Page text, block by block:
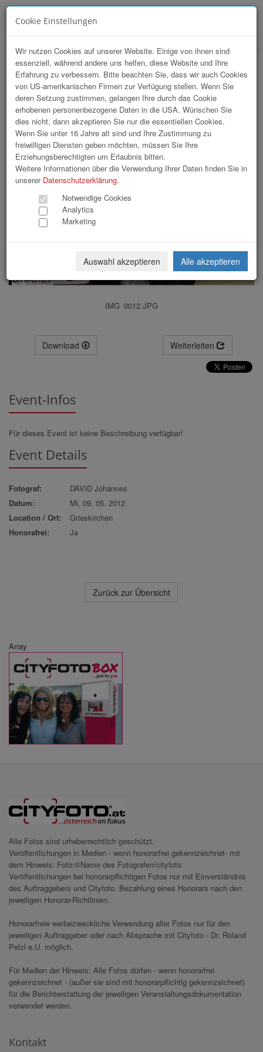
hr-lounge Mitte zu Gast bei Kröswang
GmbH
IMG_0012.JPG
Download Weiterleiten
Event-Infos
Für dieses Event ist keine Beschreibung verfügbar!
Event Details
Fotograf:
DAVID Johannes
Datum:
Mi, 09. 05. 2012
Location / Ort:
Grieskirchen
Honorafrei:
Ja
Zurück zur Übersicht
Array
Alle Fotos sind urheberrechtlich geschützt.
Veröffentlichungen in Medien - wenn honorarfrei gekennzeichnet- mit
dem Hinweis: Foto:©Name des Fotografen/cityfoto
Veröffentlichungen bei honorarpflichtigen Fotos nur mit Einverständnis
des Auftraggebers und Cityfoto. Bezahlung eines Honorars nach den
jeweiligen Honorar-Richtlinien.
Honorarfreie werbezweckliche Verwendung aller Fotos nur für den
jeweiligen Auftraggeber oder nach Absprache mit Cityfoto - Dr. Roland
Pelzl e.U. möglich.
Für Medien der Hinweis: Alle Fotos dürfen - wenn honorarfrei
gekennzeichnet - (außer sie sind mit honorarpflichtig gekennzeichnet)
für die Berichterstattung der jeweiligen Veranstaltungsdokumentation
verwendet werden.
Kontakt
Cookie Einstellungen
Wir nutzen Cookies auf unserer Website. Einige von ihnen sind
essenziell, während andere uns helfen, diese Website und Ihre
Erfahrung zu verbessern. Bitte beachten Sie, dass wir auch Cookies
von US-amerikanischen Firmen zur Verfügung stellen. Wenn Sie
deren Setzung zustimmen, gelangen Ihre durch das Cookie
erhobenen personenbezogene Daten in die USA. Wünschen Sie
dies nicht, dann akzeptieren Sie nur die essentiellen Cookies.
Wenn Sie unter 16 Jahre alt sind und Ihre Zustimmung zu
freiwilligen Diensten geben möchten, müssen Sie Ihre
Erziehungsberechtigten um Erlaubnis bitten.
Weitere Informationen über die Verwendung Ihrer Daten finden Sie in
unserer Datenschutzerklärung.
Notwendige Cookies
Analytics
Marketing
Auswahl akzeptieren Alle akzeptieren